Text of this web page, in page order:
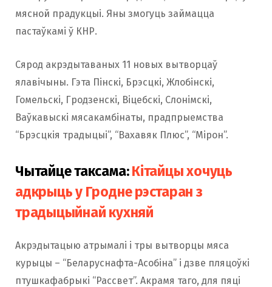
мясной прадукцыі. Яны змогуць займацца
пастаўкамі ў КНР.
Сярод акрэдытаваных 11 новых вытворцаў
ялавічыны. Гэта Пінскі, Брэсцкі, Жлобінскі,
Гомельскі, Гродзенскі, Віцебскі, Слонімскі,
Ваўкавыскі мясакамбінаты, прадпрыемства
“Брэсцкія традыцыі”, “Вахавяк Плюс”, “Мірон”.
Чытайце таксама:Кітайцы хочуць
адкрыць у Гродне рэстаран з
традыцыйнай кухняй
Акрэдытацыю атрымалі і тры вытворцы мяса
курыцы – “Беларуснафта-Асобіна” і дзве пляцоўкі
птушкафабрыкі “Рассвет”. Акрамя таго, для пяці